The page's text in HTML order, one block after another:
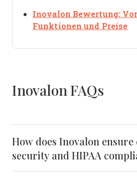
Inovalon Bewertung:
Funktionen und Preise
Inovalon FAQs
How does Inovalon ensure
security and HIPAA